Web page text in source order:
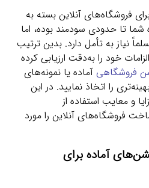
فروشگاه‌های آنلاین بسته به
تا حدودی سودمند بوده، اما
نیاز به تأمل دارد. بدین ترتیب
خود را به‌دقت ارزیابی کرده
فروشگاهی آماده یا نمونه‌های
را اتخاذ نمایید. در این
و معایب استفاده از
فروشگاه‌های آنلاین را مورد
آماده برای